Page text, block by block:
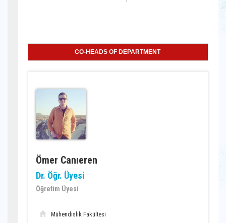
CO-HEADS OF DEPARTMENT
Ömer Canıeren
Dr. Öğr. Üyesi
Öğretim Üyesi
Mühendislik Fakültesi